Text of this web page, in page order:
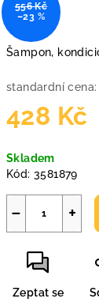
Šampon,
standardní cena:
428 Kč
cena:
Skladem
Kód: 3581879
+
−
Zeptat se
556 Kč
–23 %